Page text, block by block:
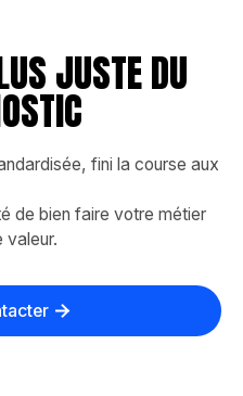
JUSTE DU
fini la course aux
de bien faire votre métier
valeur.